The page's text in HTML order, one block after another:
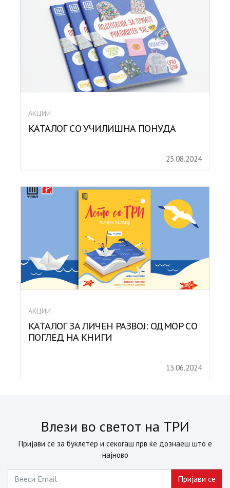
АКЦИИ
КАТАЛОГ СО УЧИЛИШНА ПОНУДА
23.08.2024
АКЦИИ
КАТАЛОГ ЗА ЛИЧЕН РАЗВОЈ: ОДМОР СО
ПОГЛЕД НА КНИГИ
13.06.2024
Влези во светот на ТРИ
Пријави се за буклетер и секогаш прв ќе дознаеш што е
најново